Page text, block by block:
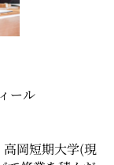
ール
岡短期大学(現